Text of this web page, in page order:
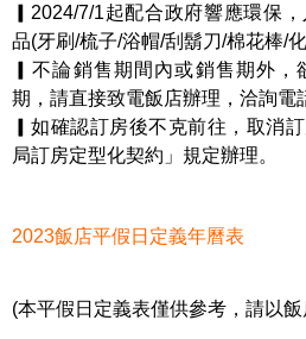
▎2024/7/1起配合政府響應環保
品(牙刷/梳子/浴帽/刮鬍刀/棉花棒/化
▎不論銷售期間內或銷售期外，
期，請直接致電飯店辦理，洽詢電
▎如確認訂房後不克前往，取消
局訂房定型化契約」規定辦理。
2023飯店平假日定義年曆表
(本平假日定義表僅供參考，請以